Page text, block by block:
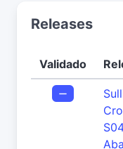
Releases
Validado